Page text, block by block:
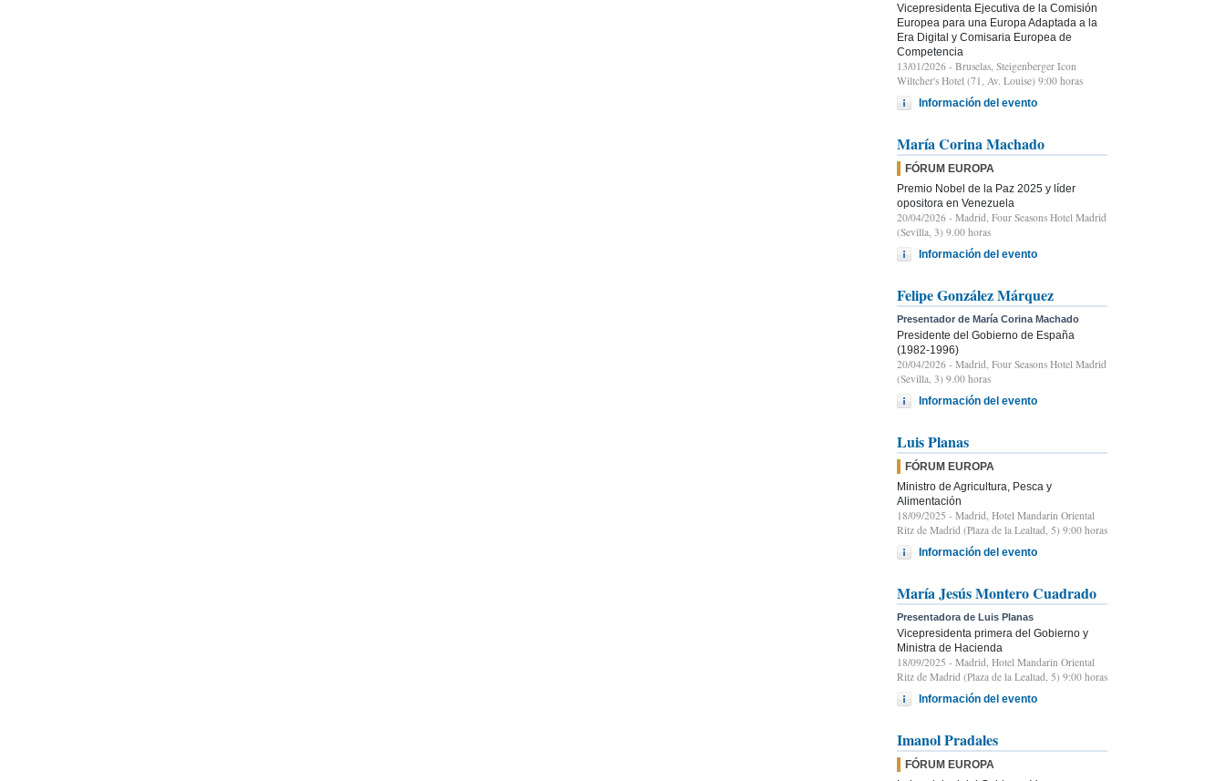
Vicepresidenta Ejecutiva de la Comisión
Europea para una Europa Adaptada a la
Era Digital y Comisaria Europea de
Competencia
13/01/2026 - Bruselas, Steigenberger Icon
Wiltcher's Hotel (71, Av. Louise) 9:00 horas
Información del evento
María Corina Machado
FÓRUM EUROPA
Premio Nobel de la Paz 2025 y líder
opositora en Venezuela
20/04/2026 - Madrid, Four Seasons Hotel Madrid
(Sevilla, 3) 9.00 horas
Información del evento
Felipe González Márquez
Presentador de María Corina Machado
Presidente del Gobierno de España
(1982-1996)
20/04/2026 - Madrid, Four Seasons Hotel Madrid
(Sevilla, 3) 9.00 horas
Información del evento
Luis Planas
FÓRUM EUROPA
Ministro de Agricultura, Pesca y
Alimentación
18/09/2025 - Madrid, Hotel Mandarin Oriental
Ritz de Madrid (Plaza de la Lealtad, 5) 9:00 horas
Información del evento
María Jesús Montero Cuadrado
Presentadora de Luis Planas
Vicepresidenta primera del Gobierno y
Ministra de Hacienda
18/09/2025 - Madrid, Hotel Mandarin Oriental
Ritz de Madrid (Plaza de la Lealtad, 5) 9:00 horas
Información del evento
Imanol Pradales
FÓRUM EUROPA